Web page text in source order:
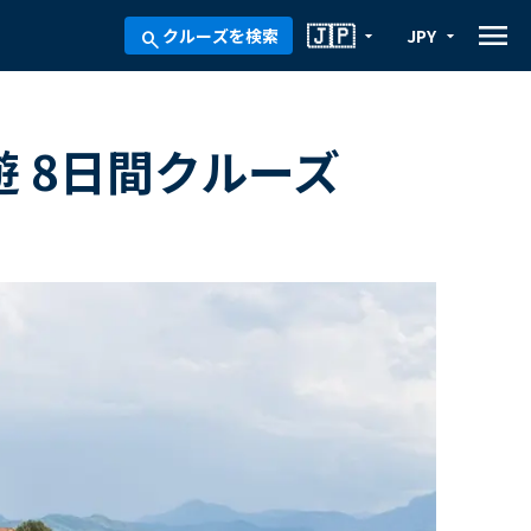
search クルーズを検索 arrow_drop_down
🇯🇵 arrow_drop_down
JPY menu
8日間クルーズ